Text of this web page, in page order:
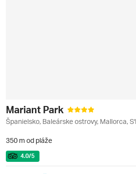
Mariant Park
Španielsko, Baleárske ostrovy, Mallorca,
350 m od pláže
4.0/5